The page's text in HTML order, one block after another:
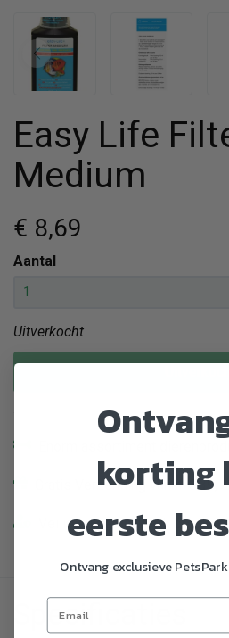
Easy Life
Medium
€ 8,69
Aantal
Uitverkocht
Gratis Verzending vanaf € 39,-
Veilig en gemakkelijk betalen
Specificaties
korting
eerste
Ontvang exclusieve